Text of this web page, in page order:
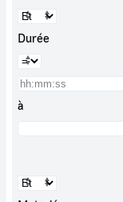
Durée
à